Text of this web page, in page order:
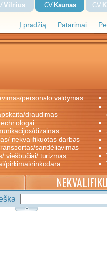
Į pradžią Patarimai
Vilnius CV Kaunas CV
personalo valdymas
draudimas
dizainas
nekvalifikuotas darbas
sandėliavimas
viešbučiai/ turizmas
pirkimai/rinkodara